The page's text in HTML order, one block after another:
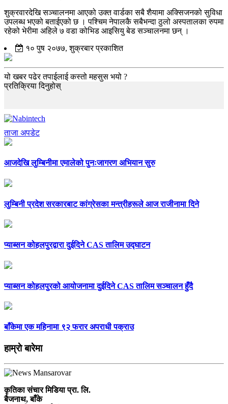
शुक्रवारदेखि सञ्चालनमा आएको उक्त वार्डका सबै शैयामा अक्सिजनको सुविधा
उपलब्ध भएको बताईएको छ । पश्चिम नेपालकै सबैभन्दा ठुलो अस्पतालका रुपमा
रहेको भेरीमा अहिले ७ वडा कोभिड आइसियु बेड सञ्चालनमा छन् ।
१० पुष २०७७, शुक्रबार प्रकाशित
यो खबर पढेर तपाईलाई कस्तो महसुस भयो ?
प्रतिक्रिया दिनुहोस्
ताजा अपडेट
आजदेखि लुम्बिनीमा एमालेको पुनःजागरण अभियान सुरु
लुम्बिनी प्रदेश सरकारबाट कांग्रेसका मन्त्रीहरूले आज राजीनामा दिने
प्याब्सन कोहलपुरद्वारा दुईदिने CAS तालिम उद्घाटन
प्याब्सन कोहलपुरको आयोजनामा दुईदिने CAS तालिम सञ्चालन हुँदै
बाँकेमा एक महिनामा ९२ फरार अपराधी पक्राउ
हाम्राे बारेमा
कृतिका संचार मिडिया प्रा. लि.
बैजनाथ, बाँके